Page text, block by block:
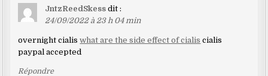
JntzReedSkess dit :
24/09/2022 à 23 h 04 min
overnight cialiswhat are the side effect of cialis cialis
paypal accepted
Répondre